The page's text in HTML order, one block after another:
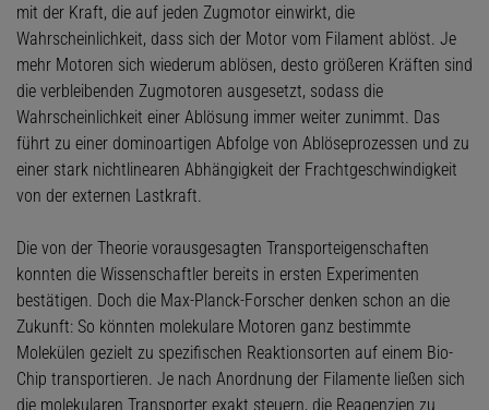
mit der Kraft, die auf jeden Zugmotor einwirkt, die
Wahrscheinlichkeit, dass sich der Motor vom Filament ablöst. Je
mehr Motoren sich wiederum ablösen, desto größeren Kräften sind
die verbleibenden Zugmotoren ausgesetzt, sodass die
Wahrscheinlichkeit einer Ablösung immer weiter zunimmt. Das
führt zu einer dominoartigen Abfolge von Ablöseprozessen und zu
einer stark nichtlinearen Abhängigkeit der Frachtgeschwindigkeit
von der externen Lastkraft.
Die von der Theorie vorausgesagten Transporteigenschaften
konnten die Wissenschaftler bereits in ersten Experimenten
bestätigen. Doch die Max-Planck-Forscher denken schon an die
Zukunft: So könnten molekulare Motoren ganz bestimmte
Molekülen gezielt zu spezifischen Reaktionsorten auf einem Bio-
Chip transportieren. Je nach Anordnung der Filamente ließen sich
die molekularen Transporter exakt steuern, die Reagenzien zu